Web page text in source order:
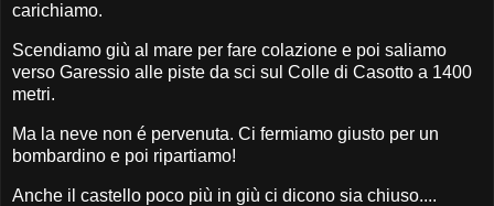
carichiamo.
Scendiamo giù al mare per fare colazione e poi saliamo
verso Garessio alle piste da sci sul Colle di Casotto a 1400
metri.
Ma la neve non é pervenuta. Ci fermiamo giusto per un
bombardino e poi ripartiamo!
Anche il castello poco più in giù ci dicono sia chiuso....